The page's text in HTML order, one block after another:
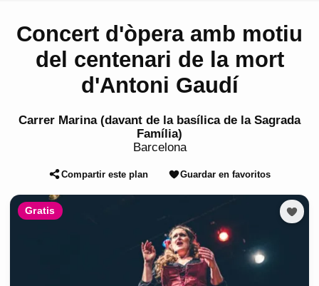
Concert d'òpera amb motiu
del centenari de la mort
d'Antoni Gaudí
Carrer Marina (davant de la basílica de la Sagrada
Família)
Barcelona
Compartir este plan Guardar en favoritos
Gratis